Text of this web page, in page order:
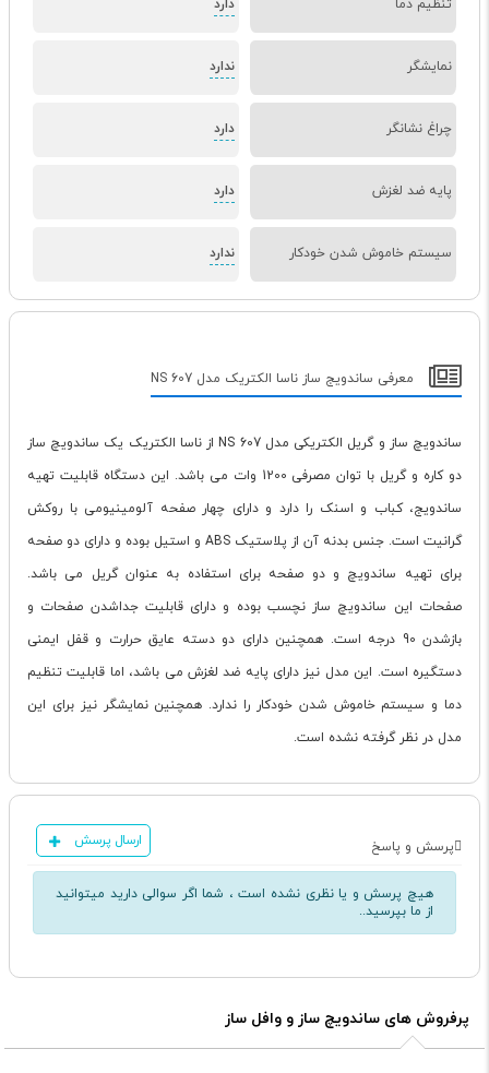
تنظیم دما دارد
نمایشگر ندارد
چراغ نشانگر دارد
پایه ضد لغزش دارد
سیستم خاموش شدن خودکار ندارد
معرفی ساندویج ساز ناسا الکتریک مدل NS 607
ساندویچ ساز و گریل الکتریکی مدل NS 607 از ناسا الکتریک یک ساندویچ ساز
دو کاره و گریل با توان مصرفی 1200 وات می باشد. این دستگاه قابلیت تهیه
ساندویج، کباب و اسنک را دارد و دارای چهار صفحه آلومینیومی با روکش
گرانیت است. جنس بدنه آن از پلاستیک ABS و استیل بوده و دارای دو صفحه
برای تهیه ساندویچ و دو صفحه برای استفاده به عنوان گریل می باشد.
صفحات این ساندویچ ساز نچسب بوده و دارای قابلیت جداشدن صفحات و
بازشدن 90 درجه است. همچنین دارای دو دسته عایق حرارت و قفل ایمنی
دستگیره است. این مدل نیز دارای پایه ضد لغزش می باشد، اما قابلیت تنظیم
دما و سیستم خاموش شدن خودکار را ندارد. همچنین نمایشگر نیز برای این
مدل در نظر گرفته نشده است.
پرسش و پاسخ ارسال پرسش
هیچ پرسش و یا نظری نشده است ، شما اگر سوالی دارید میتوانید
از ما بپرسید..
پرفروش های ساندویچ ساز و وافل ساز